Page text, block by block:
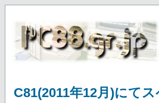
C81(2011年12月)にて